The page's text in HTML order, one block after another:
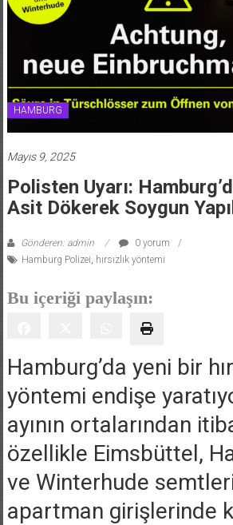
HAMBURG
Mayıs 9, 2025
Polisten Uyarı:
Asit Dökerek Soygun
Gönderen: admin
0 yorum
Hamburg Polizei hırsızlık yöntemi
Bu içeriği paylaşın:
Hamburg’da yeni bir
yöntemi endişe
ayının ortalarından
özellikle Eimsbüttel,
ve Winterhude
apartman girişlerinde